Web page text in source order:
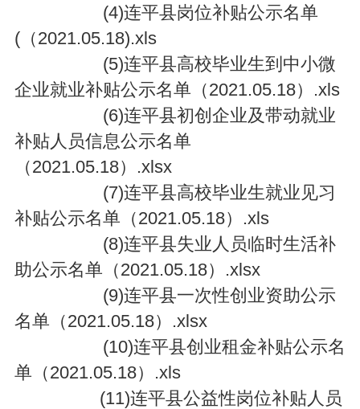
(4)连平县岗位补贴公示名单
(（2021.05.18).xls
(5)连平县高校毕业生到中小微
企业就业补贴公示名单（2021.05.18）.xls
(6)连平县初创企业及带动就业
补贴人员信息公示名单
（2021.05.18）.xlsx
(7)连平县高校毕业生就业见习
补贴公示名单（2021.05.18）.xls
(8)连平县失业人员临时生活补
助公示名单（2021.05.18）.xlsx
(9)连平县一次性创业资助公示
名单（2021.05.18）.xlsx
(10)连平县创业租金补贴公示名
单（2021.05.18）.xls
(11)连平县公益性岗位补贴人员